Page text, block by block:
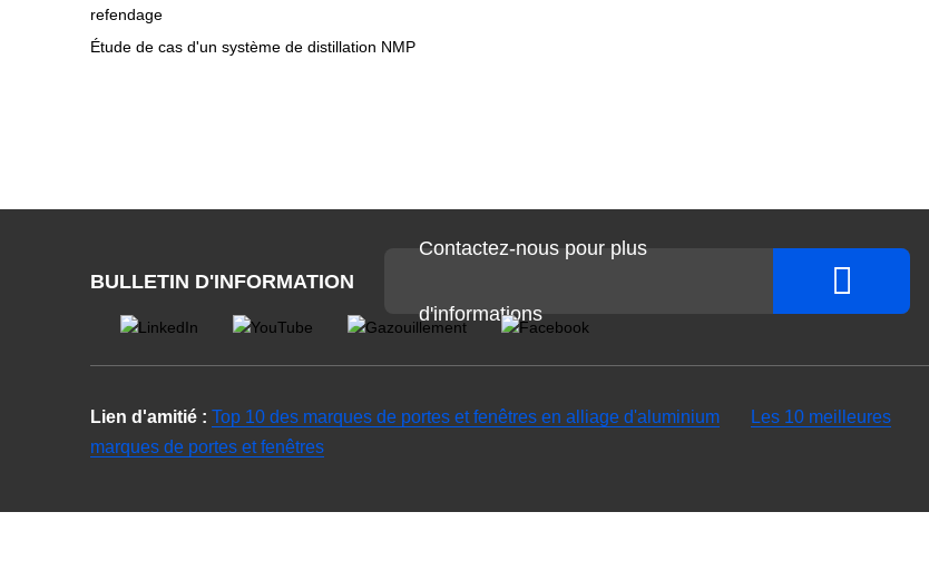
refendage
Étude de cas d'un système de distillation NMP
BULLETIN D'INFORMATION
Contactez-nous pour plus
d'informations
Lien d'amitié : Top 10 des marques de portes et fenêtres en alliage d'aluminium
Les 10 meilleures
marques de portes et fenêtres